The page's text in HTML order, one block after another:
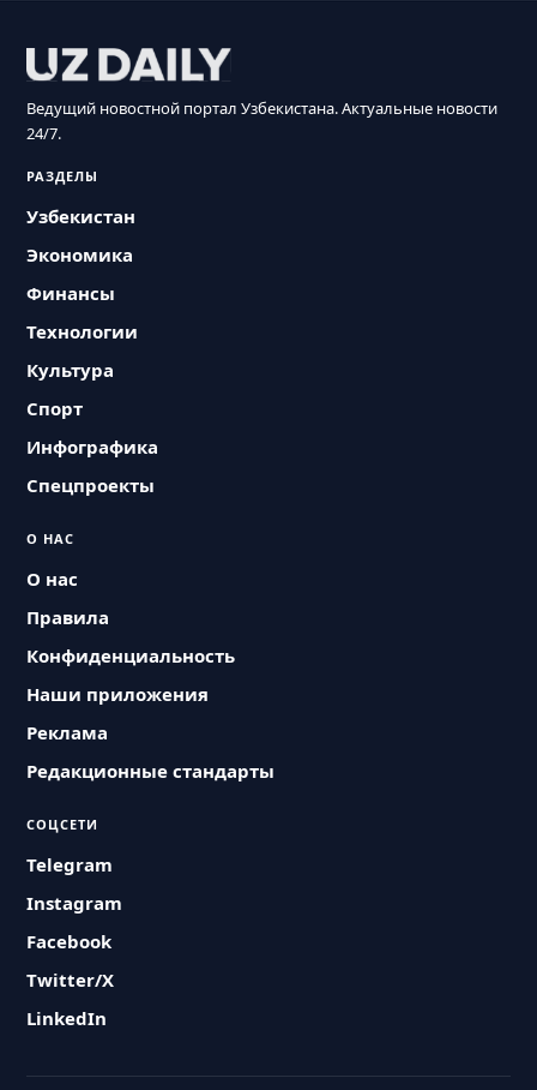
Ведущий новостной портал Узбекистана. Актуальные новости
24/7.
РАЗДЕЛЫ
Узбекистан
Экономика
Финансы
Технологии
Культура
Спорт
Инфографика
Спецпроекты
О НАС
О нас
Правила
Конфиденциальность
Наши приложения
Реклама
Редакционные стандарты
СОЦСЕТИ
Telegram
Instagram
Facebook
Twitter/X
LinkedIn